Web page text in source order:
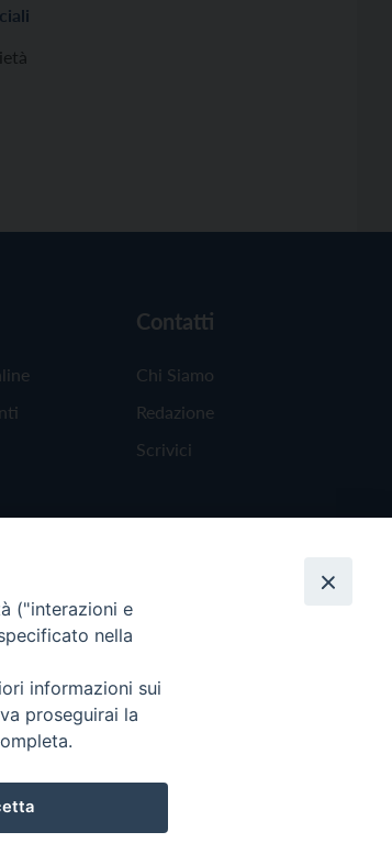
Contatti
Chi Siamo
Redazione
Scrivici
("interazioni e
nella
informazioni sui
proseguirai la